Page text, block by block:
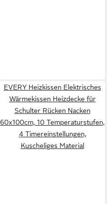
EVERY Heizkissen Elektrisches
Wärmekissen Heizdecke für
Schulter Rücken Nacken
60x100cm, 10 Temperaturstufen,
4 Timereinstellungen,
Kuscheliges Material